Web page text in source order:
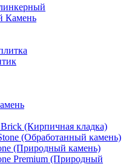
Камень
(Кирпичная кладка)
(Обработанный камень)
(Природный камень)
Premium (Природный